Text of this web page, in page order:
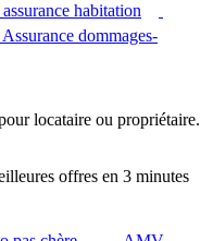
habitation
Assurance dommages-
locataire ou propriétaire.
offres en 3 minutes